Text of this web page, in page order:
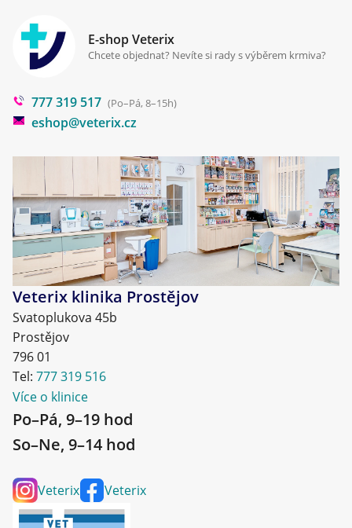
Cookies a podmínky používání
Klinika Prostějov
Poradna
Blog
E-shop Veterix
Chcete objednat? Nevíte si rady s výběrem krmiva?
777 319 517 (Po–Pá, 8–15h)
eshop@veterix.cz
Veterix klinika Prostějov
Svatoplukova 45b
Prostějov
796 01
Tel: 777 319 516
Více o klinice
Po–Pá, 9–19 hod
So–Ne, 9–14 hod
Veterix Veterix